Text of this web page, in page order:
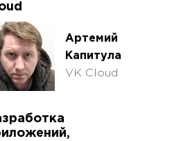
Артемий
Капитула
VK Cloud